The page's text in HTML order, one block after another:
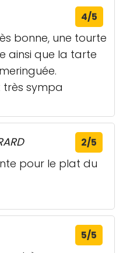
4/5
bonne, une tourte
ainsi que la tarte
très sympa
2/5
pour le plat du
5/5